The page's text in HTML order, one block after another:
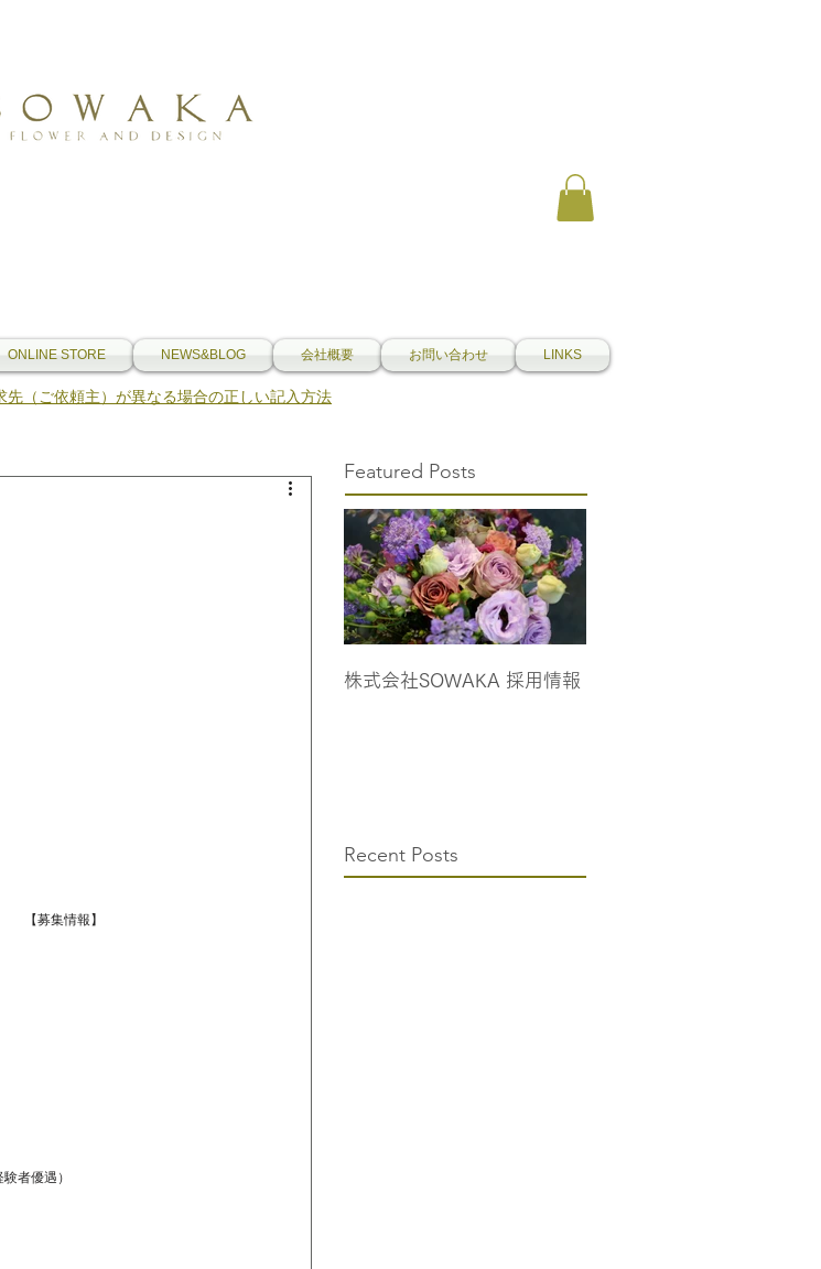
ONLINE STORE NEWS&BLOG 会社概要 お問い合わせ LINKS
先（ご依頼主）が異なる場合の正しい記入方法
【募集情報】
者優遇）
Featured Posts
株式会社SOWAKA 採用情報
Recent Posts